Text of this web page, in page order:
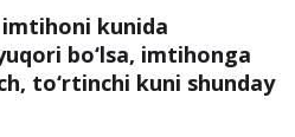
imtihoni kunida
bo‘lsa, imtihonga
to‘rtinchi kuni shunday